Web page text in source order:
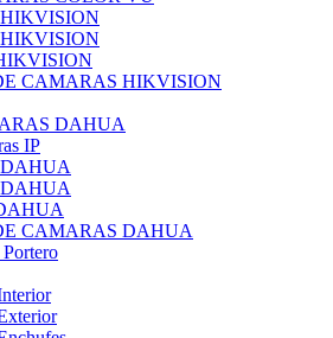
CAMARAS HIKVISION
DAHUA
IP
CAMARAS DAHUA